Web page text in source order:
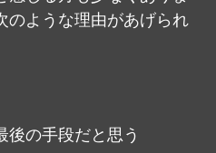
のような理由があげられ
後の手段だと思う